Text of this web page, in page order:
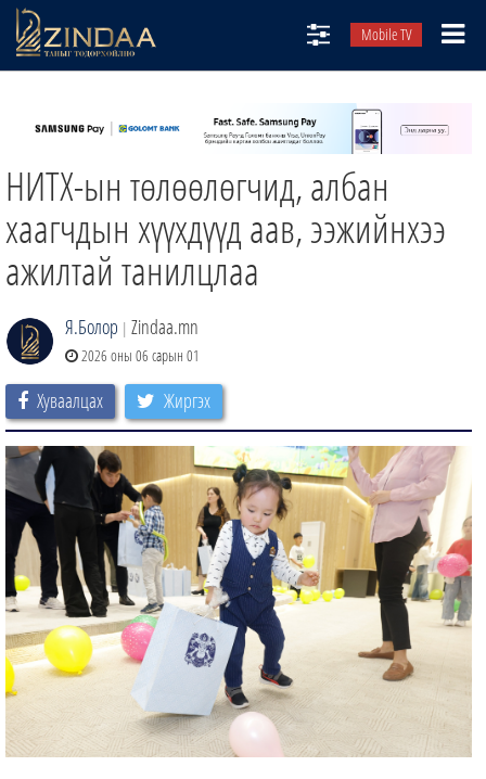
Mobile TV
ТВ8
ӨГЛӨӨНИЙ СОНИН
ЗИНДАА СЭТГҮҮЛ
НИТХ-ын төлөөлөгчид, албан
хаагчдын хүүхдүүд аав, ээжийнхээ
ажилтай танилцлаа
Я.Болор | Zindaa.mn
2026 оны 06 сарын 01
Хуваалцах Жиргэх